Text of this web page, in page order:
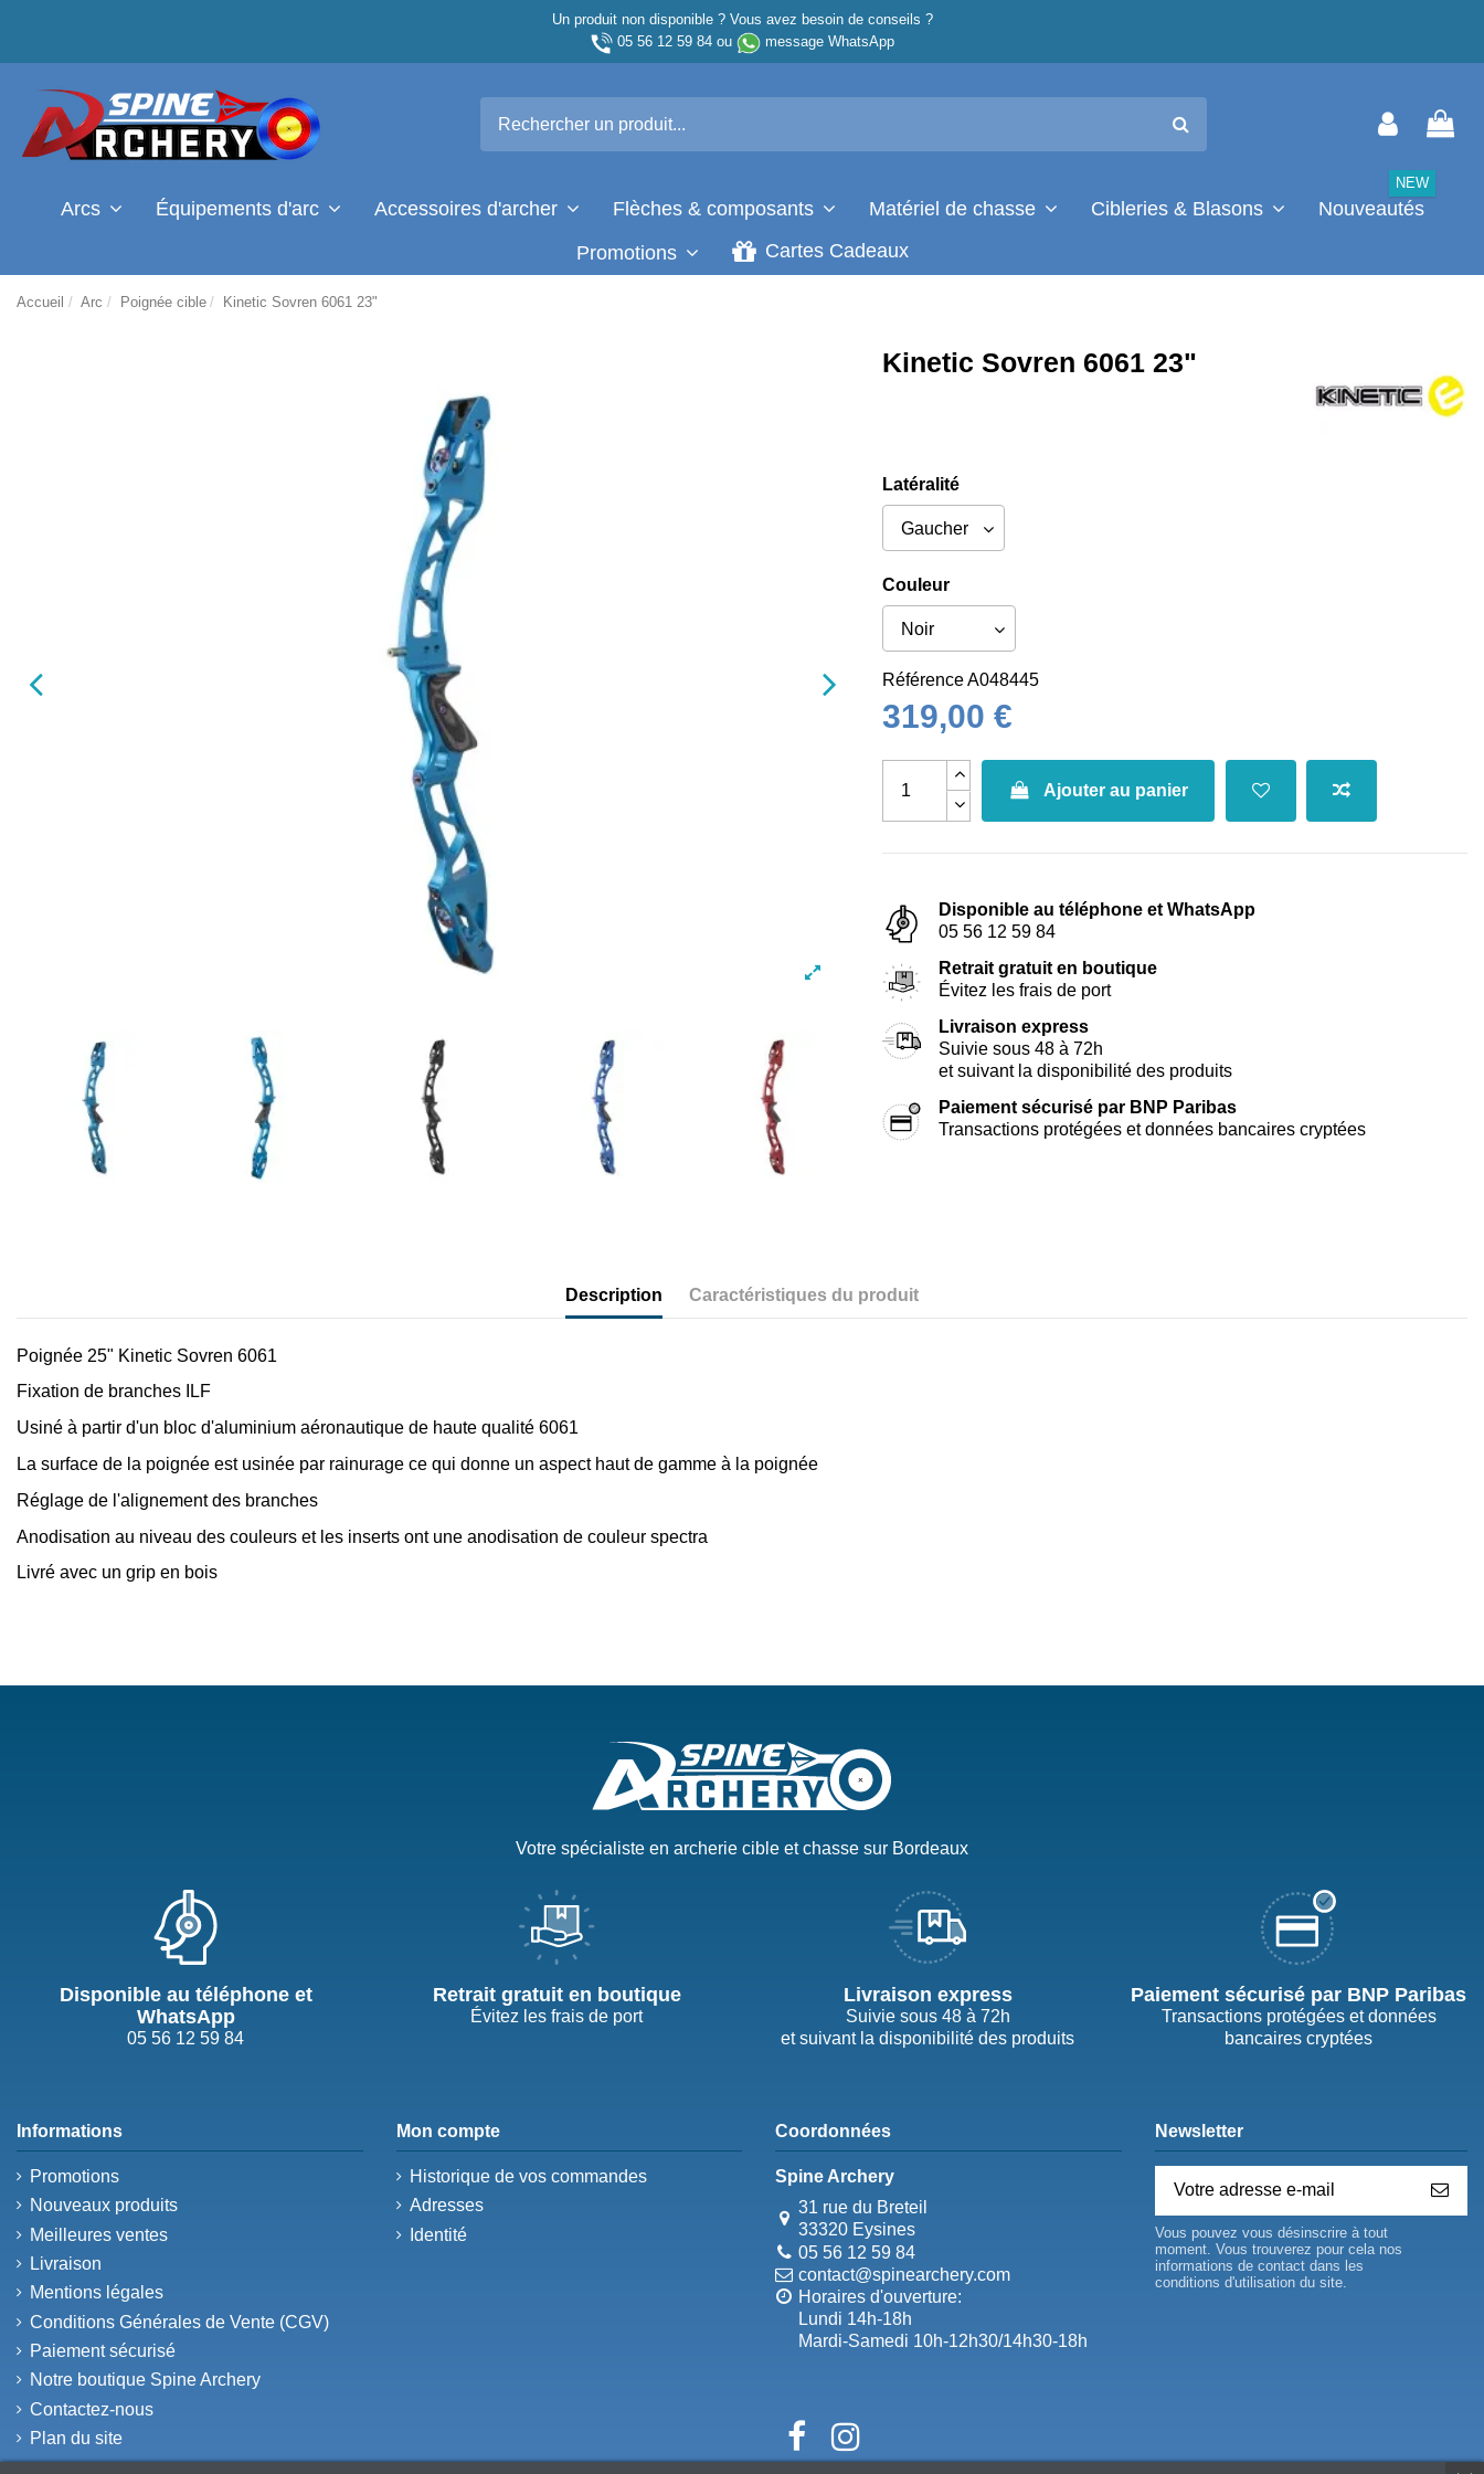
Un produit non disponible ? Vous avez besoin de conseils ?
05 56 12 59 84ou message WhatsApp
Arcs Équipements d'arc Accessoires d'archer Flèches & composants Matériel de chasse Cibleries & Blasons Nouveautés
NEW
Promotions Cartes Cadeaux
Accueil Arc Poignée cible Kinetic Sovren 6061 23"
Kinetic Sovren 6061 23"
Latéralité
Couleur
RéférenceA048445
319,00 €
Ajouter au panier
Disponible au téléphone et WhatsApp
05 56 12 59 84
Retrait gratuit en boutique
Évitez les frais de port
Livraison express
Suivie sous 48 à 72h
et suivant la disponibilité des produits
Paiement sécurisé par BNP Paribas
Transactions protégées et données bancaires cryptées
Description Caractéristiques du produit
Poignée 25" Kinetic Sovren 6061
Fixation de branches ILF
Usiné à partir d'un bloc d'aluminium aéronautique de haute qualité 6061
La surface de la poignée est usinée par rainurage ce qui donne un aspect haut de gamme à la poignée
Réglage de l'alignement des branches
Anodisation au niveau des couleurs et les inserts ont une anodisation de couleur spectra
Livré avec un grip en bois
Votre spécialiste en archerie cible et chasse sur Bordeaux
Disponible au téléphone et
WhatsApp
05 56 12 59 84
Retrait gratuit en boutique
Évitez les frais de port
Livraison express
Suivie sous 48 à 72h
et suivant la disponibilité des produits
Paiement sécurisé par BNP Paribas
Transactions protégées et données
bancaires cryptées
Informations
Promotions
Nouveaux produits
Meilleures ventes
Livraison
Mentions légales
Conditions Générales de Vente (CGV)
Paiement sécurisé
Notre boutique Spine Archery
Contactez-nous
Plan du site
Mon compte
Historique de vos commandes
Adresses
Identité
Coordonnées
Spine Archery
31 rue du Breteil
33320 Eysines
05 56 12 59 84
contact@spinearchery.com
Horaires d'ouverture:
Lundi 14h-18h
Mardi-Samedi 10h-12h30/14h30-18h
Newsletter
Vous pouvez vous désinscrire à tout
moment. Vous trouverez pour cela nos
informations de contact dans les
conditions d'utilisation du site.